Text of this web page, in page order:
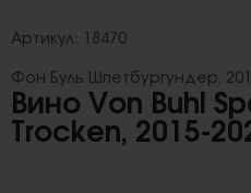
Вино Von Buhl
Trocken, 2015-
Фон Буль Шпетбургундер,
Артикул: 18470